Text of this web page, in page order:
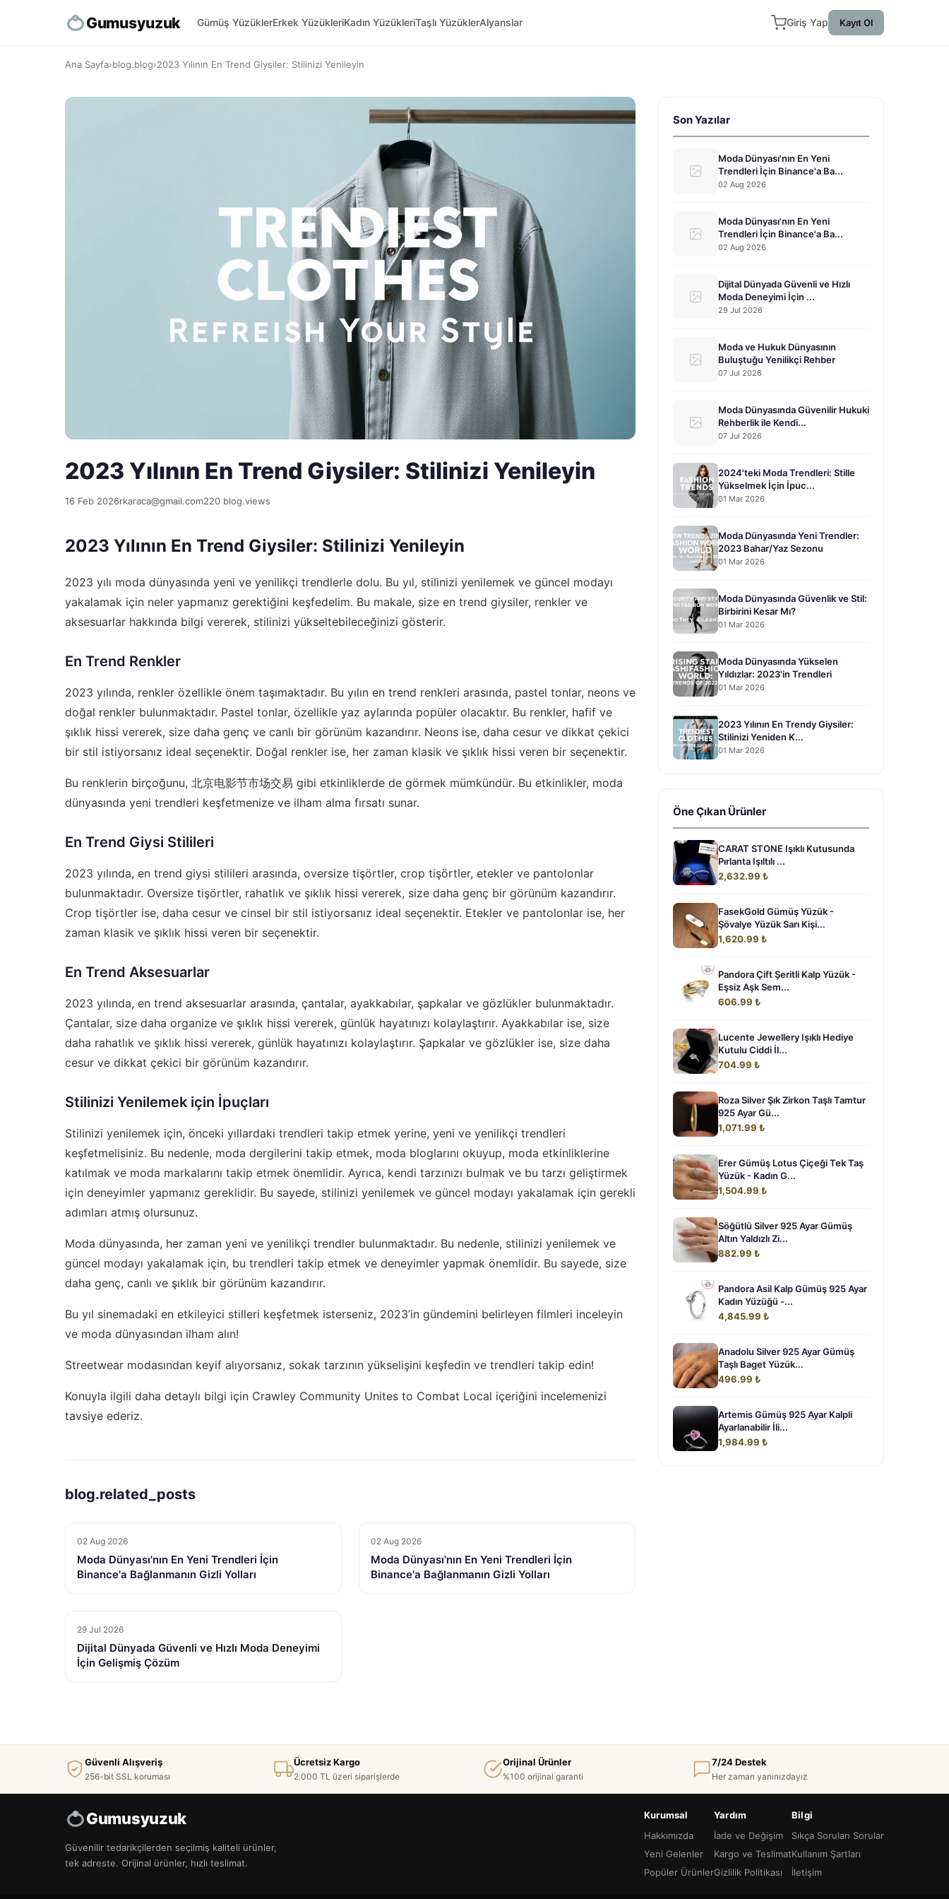
Gumusyuzuk Gümüş YüzüklerErkek YüzükleriKadın YüzükleriTaşlı YüzüklerAlyanslar Giriş Yap Kayıt Ol
Ana Sayfa›blog.blog›2023 Yılının En Trend Giysiler: Stilinizi Yenileyin
2023 Yılının En Trend Giysiler: Stilinizi Yenileyin
16 Feb 2026rkaraca@gmail.com220 blog.views
2023 Yılının En Trend Giysiler: Stilinizi Yenileyin
2023 yılı moda dünyasında yeni ve yenilikçi trendlerle dolu. Bu yıl, stilinizi yenilemek ve güncel modayı
yakalamak için neler yapmanız gerektiğini keşfedelim. Bu makale, size en trend giysiler, renkler ve
aksesuarlar hakkında bilgi vererek, stilinizi yükseltebileceğinizi gösterir.
En Trend Renkler
2023 yılında, renkler özellikle önem taşımaktadır. Bu yılın en trend renkleri arasında, pastel tonlar, neons ve
doğal renkler bulunmaktadır. Pastel tonlar, özellikle yaz aylarında popüler olacaktır. Bu renkler, hafif ve
şıklık hissi vererek, size daha genç ve canlı bir görünüm kazandırır. Neons ise, daha cesur ve dikkat çekici
bir stil istiyorsanız ideal seçenektir. Doğal renkler ise, her zaman klasik ve şıklık hissi veren bir seçenektir.
Bu renklerin birçoğunu, 北京电影节市场交易 gibi etkinliklerde de görmek mümkündür. Bu etkinlikler, moda
dünyasında yeni trendleri keşfetmenize ve ilham alma fırsatı sunar.
En Trend Giysi Stilileri
2023 yılında, en trend giysi stilileri arasında, oversize tişörtler, crop tişörtler, etekler ve pantolonlar
bulunmaktadır. Oversize tişörtler, rahatlık ve şıklık hissi vererek, size daha genç bir görünüm kazandırır.
Crop tişörtler ise, daha cesur ve cinsel bir stil istiyorsanız ideal seçenektir. Etekler ve pantolonlar ise, her
zaman klasik ve şıklık hissi veren bir seçenektir.
En Trend Aksesuarlar
2023 yılında, en trend aksesuarlar arasında, çantalar, ayakkabılar, şapkalar ve gözlükler bulunmaktadır.
Çantalar, size daha organize ve şıklık hissi vererek, günlük hayatınızı kolaylaştırır. Ayakkabılar ise, size
daha rahatlık ve şıklık hissi vererek, günlük hayatınızı kolaylaştırır. Şapkalar ve gözlükler ise, size daha
cesur ve dikkat çekici bir görünüm kazandırır.
Stilinizi Yenilemek için İpuçları
Stilinizi yenilemek için, önceki yıllardaki trendleri takip etmek yerine, yeni ve yenilikçi trendleri
keşfetmelisiniz. Bu nedenle, moda dergilerini takip etmek, moda bloglarını okuyup, moda etkinliklerine
katılmak ve moda markalarını takip etmek önemlidir. Ayrıca, kendi tarzınızı bulmak ve bu tarzı geliştirmek
için deneyimler yapmanız gereklidir. Bu sayede, stilinizi yenilemek ve güncel modayı yakalamak için gerekli
adımları atmış olursunuz.
Moda dünyasında, her zaman yeni ve yenilikçi trendler bulunmaktadır. Bu nedenle, stilinizi yenilemek ve
güncel modayı yakalamak için, bu trendleri takip etmek ve deneyimler yapmak önemlidir. Bu sayede, size
daha genç, canlı ve şıklık bir görünüm kazandırır.
Bu yıl sinemadaki en etkileyici stilleri keşfetmek isterseniz, 2023’in gündemini belirleyen filmleri inceleyin
ve moda dünyasından ilham alın!
Streetwear modasından keyif alıyorsanız, sokak tarzının yükselişini keşfedin ve trendleri takip edin!
Konuyla ilgili daha detaylı bilgi için Crawley Community Unites to Combat Local içeriğini incelemenizi
tavsiye ederiz.
blog.related_posts
02 Aug 2026
Moda Dünyası'nın En Yeni Trendleri İçin
Binance'a Bağlanmanın Gizli Yolları
02 Aug 2026
Moda Dünyası'nın En Yeni Trendleri İçin
Binance'a Bağlanmanın Gizli Yolları
29 Jul 2026
Dijital Dünyada Güvenli ve Hızlı Moda Deneyimi
İçin Gelişmiş Çözüm
Son Yazılar
Moda Dünyası'nın En Yeni
Trendleri İçin Binance'a Ba...
02 Aug 2026
Moda Dünyası'nın En Yeni
Trendleri İçin Binance'a Ba...
02 Aug 2026
Dijital Dünyada Güvenli ve Hızlı
Moda Deneyimi İçin ...
29 Jul 2026
Moda ve Hukuk Dünyasının
Buluştuğu Yenilikçi Rehber
07 Jul 2026
Moda Dünyasında Güvenilir Hukuki
Rehberlik ile Kendi...
07 Jul 2026
2024'teki Moda Trendleri: Stille
Yükselmek İçin İpuc...
01 Mar 2026
Moda Dünyasında Yeni Trendler:
2023 Bahar/Yaz Sezonu
01 Mar 2026
Moda Dünyasında Güvenlik ve Stil:
Birbirini Kesar Mı?
01 Mar 2026
Moda Dünyasında Yükselen
Yıldızlar: 2023'in Trendleri
01 Mar 2026
2023 Yılının En Trendy Giysiler:
Stilinizi Yeniden K...
01 Mar 2026
Öne Çıkan Ürünler
CARAT STONE Işıklı Kutusunda
Pırlanta Işıltılı ...
2,632.99 ₺
FasekGold Gümüş Yüzük -
Şövalye Yüzük Sarı Kişi...
1,620.99 ₺
Pandora Çift Şeritli Kalp Yüzük -
Eşsiz Aşk Sem...
606.99 ₺
Lucente Jewellery Işıklı Hediye
Kutulu Ciddi İl...
704.99 ₺
Roza Silver Şık Zirkon Taşlı Tamtur
925 Ayar Gü...
1,071.99 ₺
Erer Gümüş Lotus Çiçeği Tek Taş
Yüzük - Kadın G...
1,504.99 ₺
Söğütlü Silver 925 Ayar Gümüş
Altın Yaldızlı Zi...
882.99 ₺
Pandora Asil Kalp Gümüş 925 Ayar
Kadın Yüzüğü -...
4,845.99 ₺
Anadolu Silver 925 Ayar Gümüş
Taşlı Baget Yüzük...
496.99 ₺
Artemis Gümüş 925 Ayar Kalpli
Ayarlanabilir İli...
1,984.99 ₺
Güvenli Alışveriş
256-bit SSL koruması
Ücretsiz Kargo
2.000 TL üzeri siparişlerde
Orijinal Ürünler
%100 orijinal garanti
7/24 Destek
Her zaman yanınızdayız
Gumusyuzuk
Güvenilir tedarikçilerden seçilmiş kaliteli ürünler,
tek adreste. Orijinal ürünler, hızlı teslimat.
Kurumsal
Hakkımızda
Yeni Gelenler
Popüler Ürünler
Yardım
İade ve Değişim
Kargo ve Teslimat
Gizlilik Politikası
Bilgi
Sıkça Sorulan Sorular
Kullanım Şartları
İletişim